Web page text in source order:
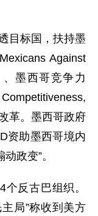
目标国，扶持墨
Against
、墨西哥竞争力
革。墨西哥政府
资助墨西哥境内
政变”。
反古巴组织。
局”称收到美方